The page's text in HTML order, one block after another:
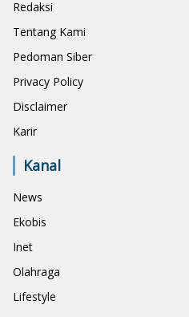
Redaksi
Tentang Kami
Pedoman Siber
Privacy Policy
Disclaimer
Karir
Kanal
News
Ekobis
Inet
Olahraga
Lifestyle